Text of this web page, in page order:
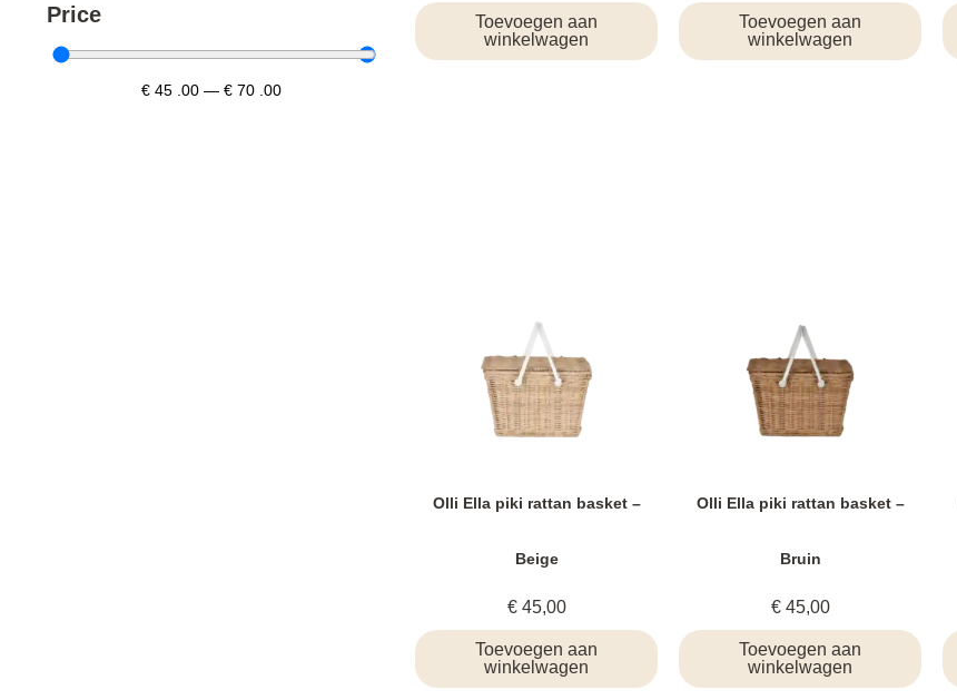
Price
€ 45 .00 —€ 70 .00
Toevoegen aan
winkelwagen
Toevoegen aan
winkelwagen
Olli Ella piki rattan basket –
Beige
€45,00
Toevoegen aan
winkelwagen
Olli Ella piki rattan basket –
Bruin
€45,00
Toevoegen aan
winkelwagen